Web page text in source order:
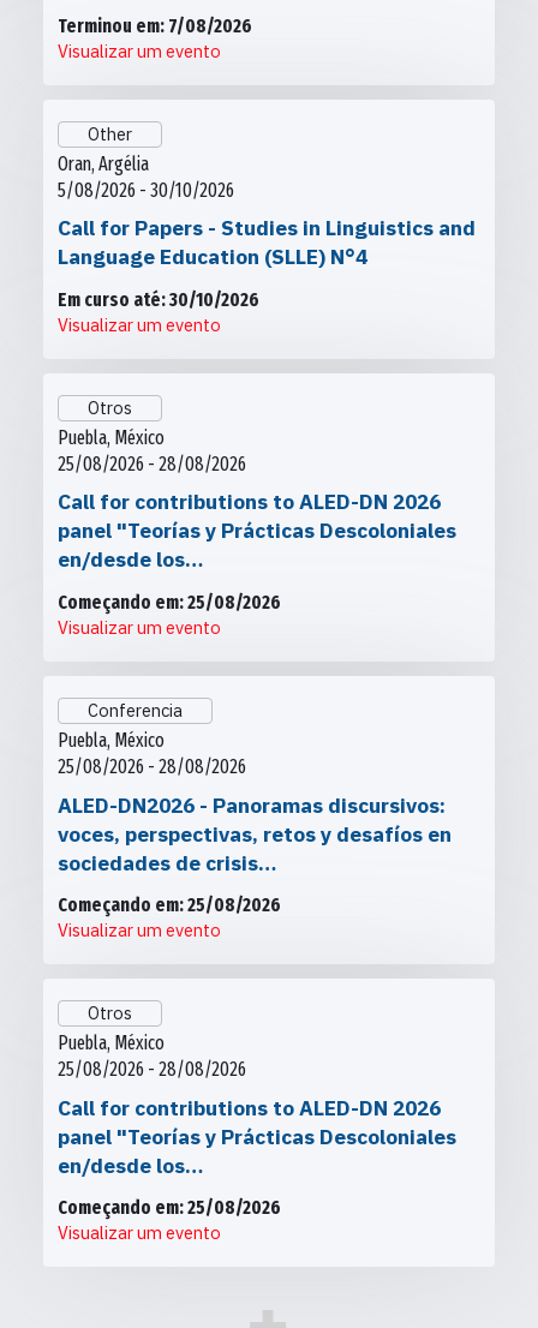
Terminou em: 7/08/2026
Visualizar um evento
Other
Oran, Argélia
5/08/2026 - 30/10/2026
Call for Papers - Studies in Linguistics and
Language Education (SLLE) N°4
Em curso até: 30/10/2026
Visualizar um evento
Otros
Puebla, México
25/08/2026 - 28/08/2026
Call for contributions to ALED-DN 2026
panel "Teorías y Prácticas Descoloniales
en/desde los…
Começando em: 25/08/2026
Visualizar um evento
Conferencia
Puebla, México
25/08/2026 - 28/08/2026
ALED-DN2026 - Panoramas discursivos:
voces, perspectivas, retos y desafíos en
sociedades de crisis…
Começando em: 25/08/2026
Visualizar um evento
Otros
Puebla, México
25/08/2026 - 28/08/2026
Call for contributions to ALED-DN 2026
panel "Teorías y Prácticas Descoloniales
en/desde los…
Começando em: 25/08/2026
Visualizar um evento